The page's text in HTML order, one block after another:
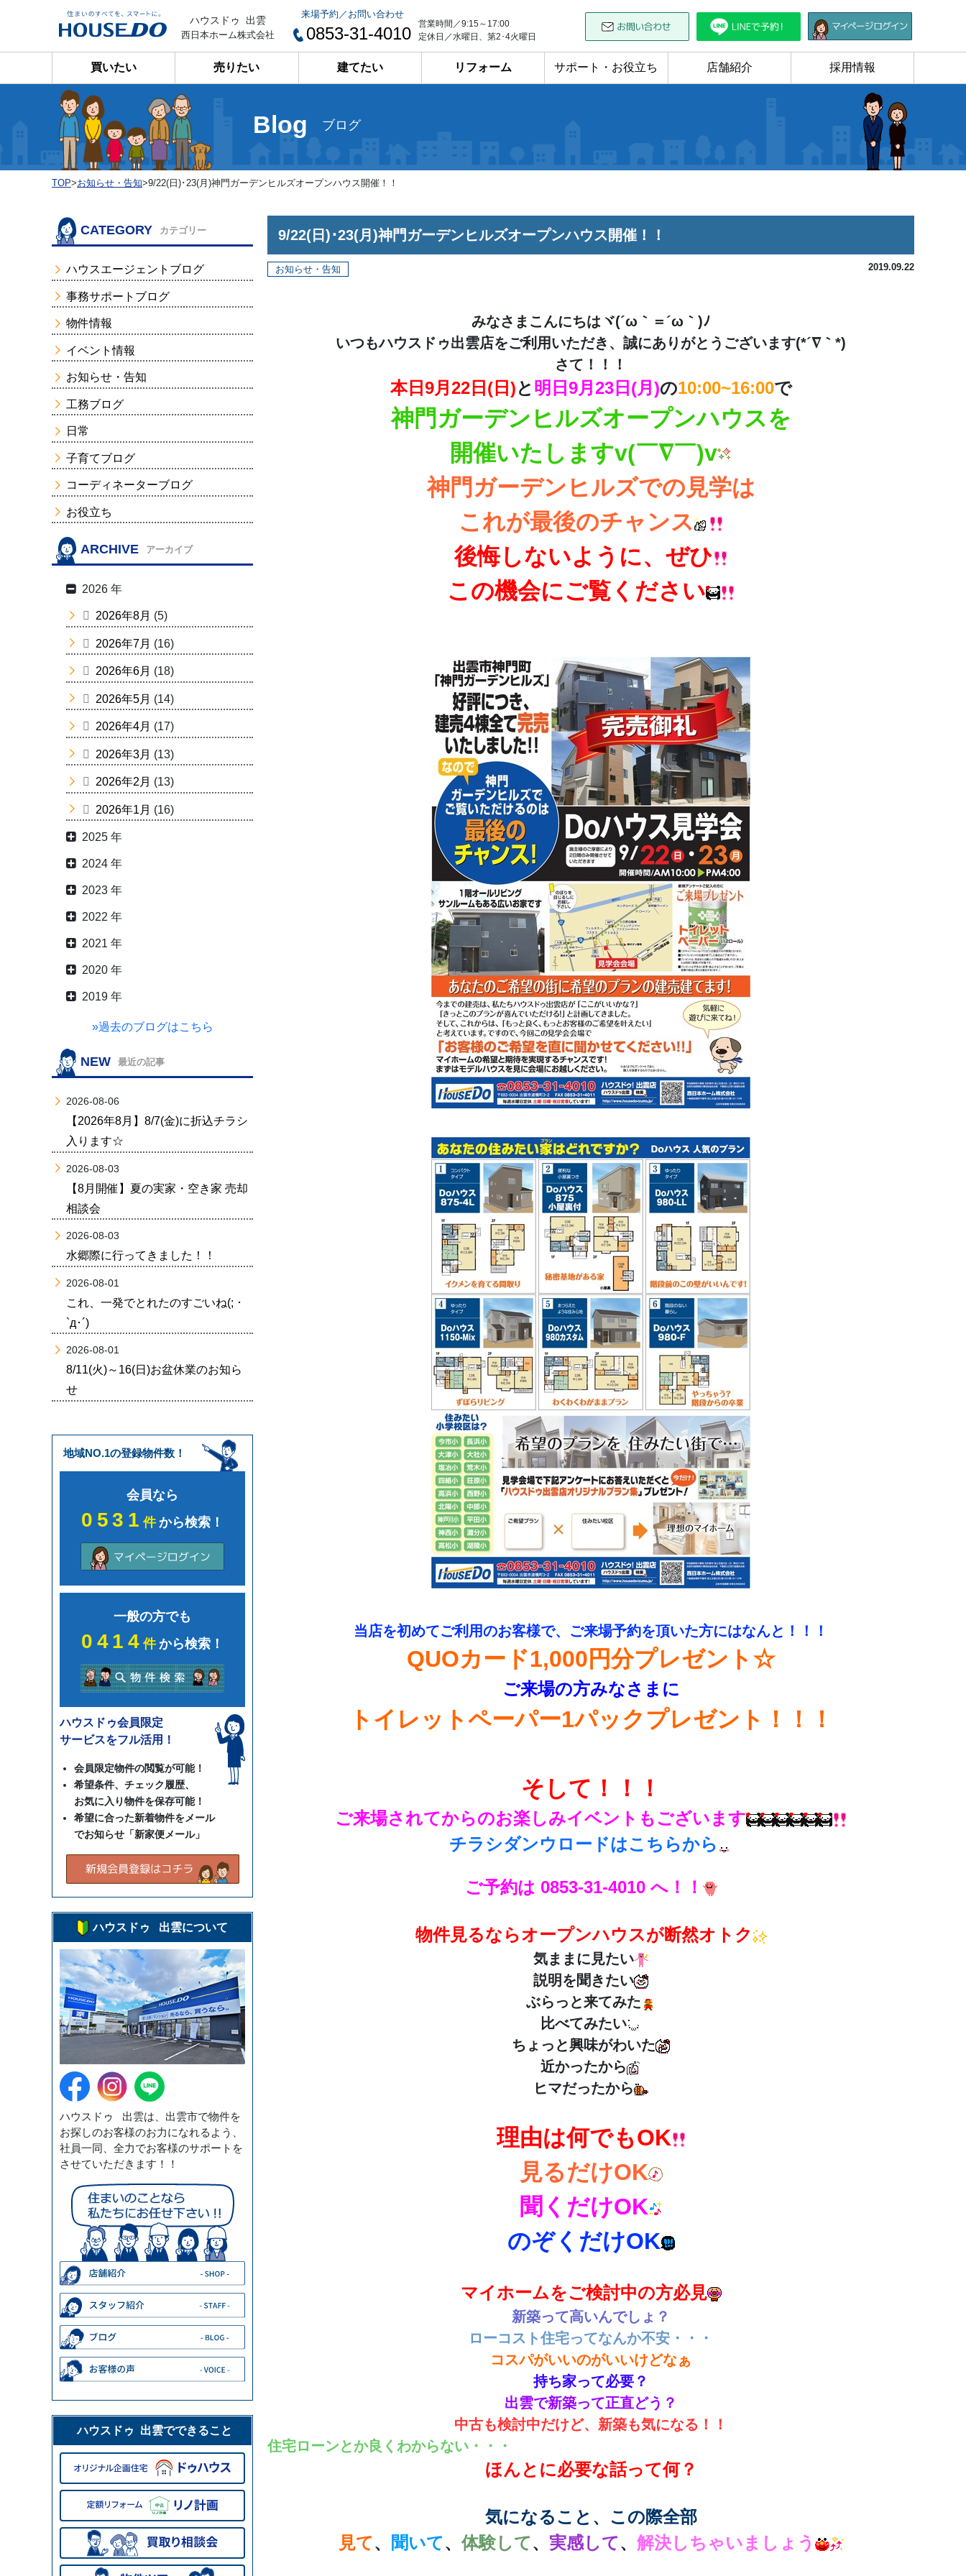
ハウスドゥ 出雲
西日本ホーム株式会社
来場予約／お問い合わせ
0853-31-4010
営業時間／9:15～17:00
定休日／水曜日、第2･4火曜日
買いたい 売りたい 建てたい リフォーム サポート・お役立ち 店舗紹介 採用情報
Blog ブログ
TOP>お知らせ・告知>9/22(日)･23(月)神門ガーデンヒルズオープンハウス開催！！
9/22(日)･23(月)神門ガーデンヒルズオープンハウス開催！！
お知らせ・告知 2019.09.22
みなさまこんにちはヾ(´ω｀＝´ω｀)ﾉ
いつもハウスドゥ出雲店をご利用いただき、誠にありがとうございます(*´∇｀*)
さて！！！
本日9月22日(日)と 明日9月23日(月)の10:00~16:00で
神門ガーデンヒルズオープンハウスを
開催いたしますv(￣∇￣)v
神門ガーデンヒルズでの見学は
これが最後のチャンス
後悔しないように、ぜひ
この機会にご覧ください
当店を初めてご利用のお客様で、ご来場予約を頂いた方にはなんと！！！
QUOカード1,000円分プレゼント☆
ご来場の方みなさまに
トイレットペーパー1パックプレゼント！！！
そして！！！
ご来場されてからのお楽しみイベントもございます
チラシダンウロードはこちらから
ご予約は 0853-31-4010 へ！！
物件見るならオープンハウスが断然オトク
気ままに見たい
説明を聞きたい
ぶらっと来てみた
比べてみたい
ちょっと興味がわいた
近かったから
ヒマだったから
理由は何でもOK
見るだけOK
聞くだけOK
のぞくだけOK
マイホームをご検討中の方必見
新築って高いんでしょ？
ローコスト住宅ってなんか不安・・・
コスパがいいのがいいけどなぁ
持ち家って必要？
出雲で新築って正直どう？
中古も検討中だけど、新築も気になる！！
住宅ローンとか良くわからない・・・
ほんとに必要な話って何？
気になること、この際全部
見て、 聞いて、 体験して、 実感して、 解決しちゃいましょう
CATEGORY カテゴリー
ハウスエージェントブログ
事務サポートブログ
物件情報
イベント情報
お知らせ・告知
工務ブログ
日常
子育てブログ
コーディネーターブログ
お役立ち
ARCHIVE アーカイブ
2026 年
2026年8月 (5)
2026年7月 (16)
2026年6月 (18)
2026年5月 (14)
2026年4月 (17)
2026年3月 (13)
2026年2月 (13)
2026年1月 (16)
2025 年
2024 年
2023 年
2022 年
2021 年
2020 年
2019 年
»過去のブログはこちら
NEW 最近の記事
2026-08-06
【2026年8月】8/7(金)に折込チラシ
入ります☆
2026-08-03
【8月開催】夏の実家・空き家 売却
相談会
2026-08-03
水郷際に行ってきました！！
2026-08-01
これ、一発でとれたのすごいね(; ･
`д･´)
2026-08-01
8/11(火)～16(日)お盆休業のお知ら
せ
地域NO.1の登録物件数！
会員なら
0531件から検索！
一般の方でも
0414件から検索！
ハウスドゥ会員限定
サービスをフル活用！
会員限定物件の閲覧が可能！
希望条件、チェック履歴、
お気に入り物件を保存可能！
希望に合った新着物件をメール
でお知らせ「新家便メール」
ハウスドゥ 出雲について
ハウスドゥ 出雲は、出雲市で物件を
お探しのお客様のお力になれるよう、
社員一同、全力でお客様のサポートを
させていただきます！！
ハウスドゥ 出雲でできること